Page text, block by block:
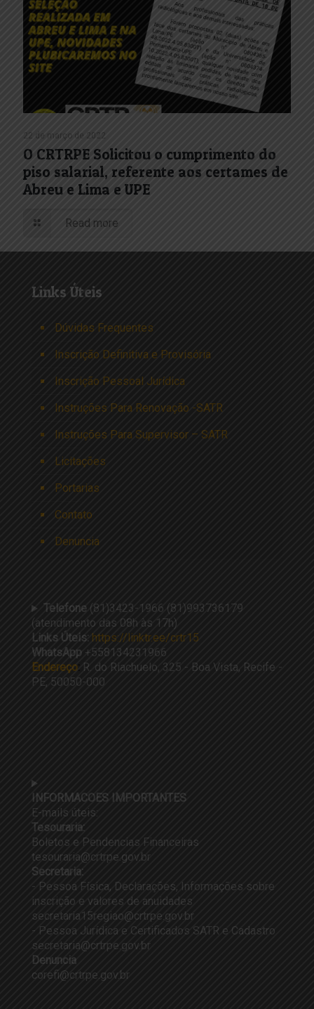
22 de março de 2022
O CRTRPE Solicitou o cumprimento do
piso salarial, referente aos certames de
Abreu e Lima e UPE
Read more
Links Úteis
Dúvidas Frequentes
Inscrição Definitiva e Provisória
Inscrição Pessoal Jurídica
Instruções Para Renovação -SATR
Instruções Para Supervisor – SATR
Licitações
Portarias
Contato
Denuncia
Telefone (81)3423-1966 (81)993736179
(atendimento das 08h às 17h)
Links Úteis: https://linktr.ee/crtr15
WhatsApp +558134231966
Endereço: R. do Riachuelo, 325 - Boa Vista, Recife -
PE, 50050-000
INFORMACOES IMPORTANTES
E-mails úteis:
Tesouraria:
Boletos e Pendencias Financeiras
tesouraria@crtrpe.gov.br
Secretaria:
- Pessoa Física, Declarações, Informações sobre
inscrição e valores de anuidades
secretaria15regiao@crtrpe.gov.br
- Pessoa Jurídica e Certificados SATR e Cadastro
secretaria@crtrpe.gov.br
Denuncia
corefi@crtrpe.gov.br